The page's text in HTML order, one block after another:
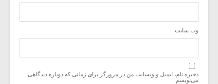
وب‌ سایت
ذخیره نام، ایمیل و وبسایت من در مرورگر برای زمانی که دوباره دیدگاهی
می‌نویسم.